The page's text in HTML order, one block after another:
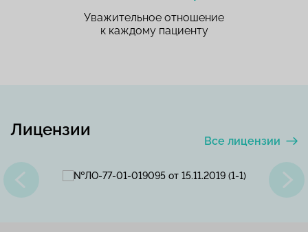
Уважительное отношение
к каждому пациенту
Лицензии
Все лицензии